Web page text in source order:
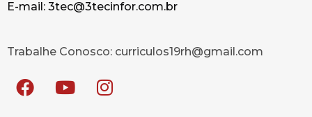
E-mail: 3tec@3tecinfor.com.br
Trabalhe Conosco: curriculos19rh@gmail.com